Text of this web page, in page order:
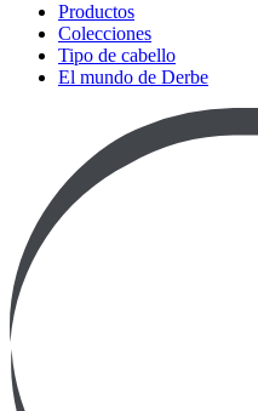
Productos
Colecciones
Tipo de cabello
El mundo de Derbe